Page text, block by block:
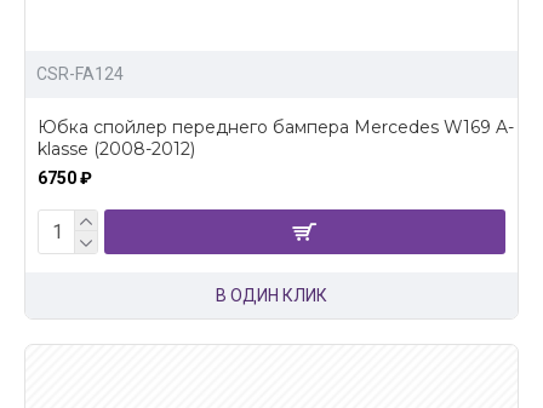
CSR-FA124
Юбка спойлер переднего бампера Mercedes W169 A-
klasse (2008-2012)
6750 ₽
В ОДИН КЛИК